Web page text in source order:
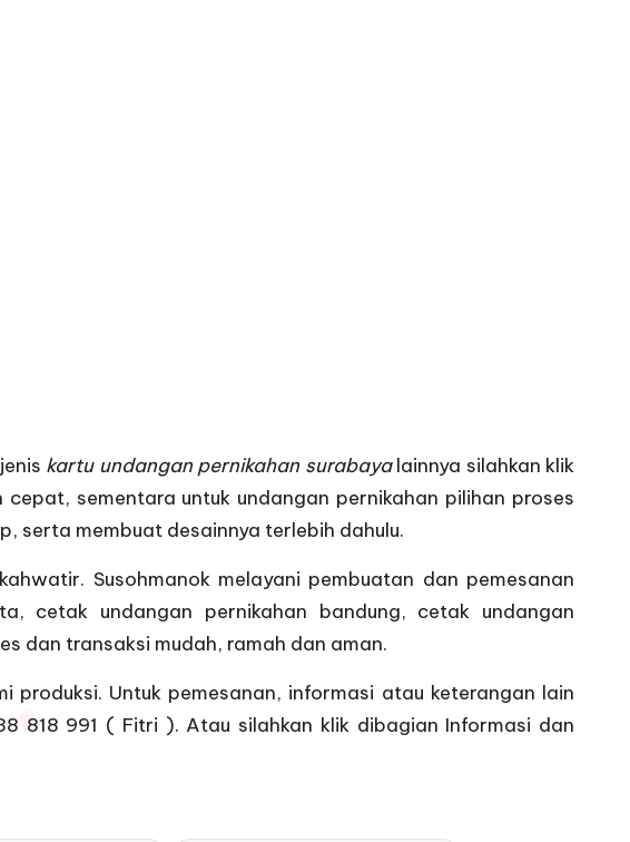
kartu undangan pernikahan surabayalainnya silahkan klik
sementara untuk undangan pernikahan pilihan proses
serta membuat desainnya terlebih dahulu.
Susohmanok melayani pembuatan dan pemesanan
cetak undangan pernikahan bandung, cetak undangan
dan transaksi mudah, ramah dan aman.
produksi. Untuk pemesanan, informasi atau keterangan lain
818 991 ( Fitri ). Atau silahkan klik dibagian Informasi dan